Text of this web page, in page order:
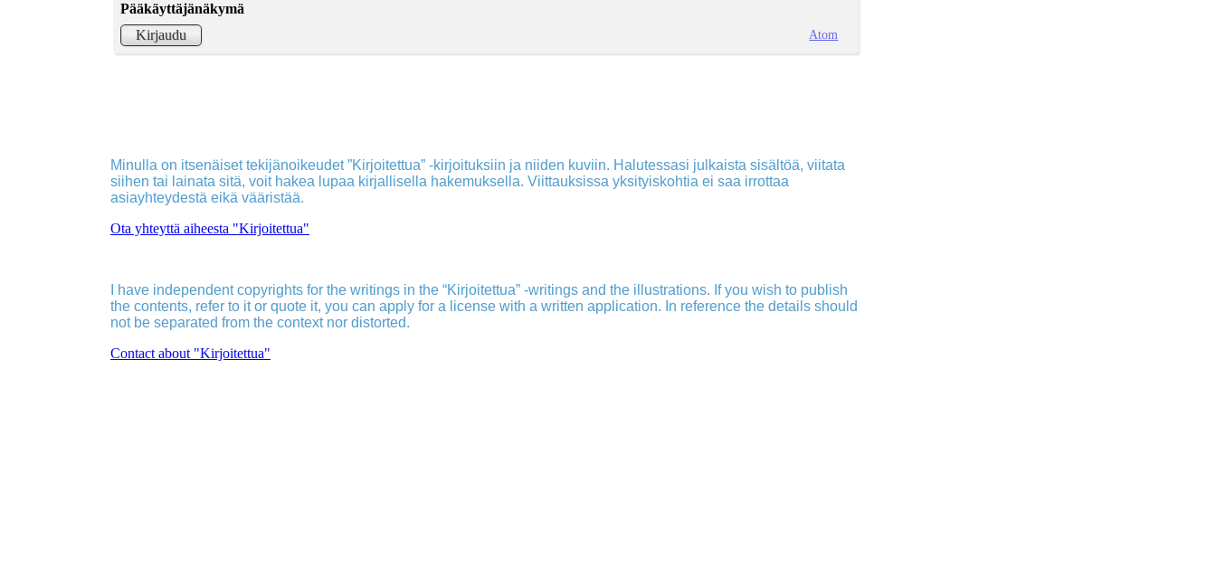
Pääkäyttäjänäkymä
Kirjaudu
Atom
Minulla on itsenäiset tekijänoikeudet ”Kirjoitettua” -kirjoituksiin ja niiden kuviin. Halutessasi julkaista sisältöä, viitata
siihen tai lainata sitä, voit hakea lupaa kirjallisella hakemuksella. Viittauksissa yksityiskohtia ei saa irrottaa
asiayhteydestä eikä vääristää.
Ota yhteyttä aiheesta "Kirjoitettua"
I have independent copyrights for the writings in the “Kirjoitettua” -writings and the illustrations. If you wish to publish
the contents, refer to it or quote it, you can apply for a license with a written application. In reference the details should
not be separated from the context nor distorted.
Contact about "Kirjoitettua"